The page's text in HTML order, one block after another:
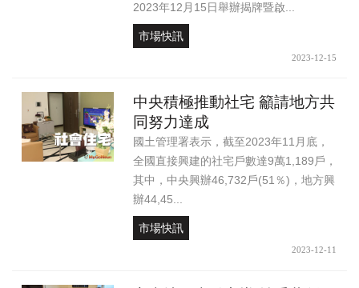
2023年12月15日舉辦揭牌暨啟...
市場快訊
2023-12-15
中央積極推動社宅 籲請地方共
同努力達成
國土管理署表示，截至2023年11月底，
全國直接興建的社宅戶數達9萬1,189戶，
其中，中央興辦46,732戶(51％)，地方興
辦44,45...
市場快訊
2023-12-11